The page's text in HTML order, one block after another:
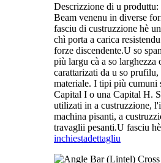
Descrizzione di u
Beam venenu in diverse
fasciu di custruzzione hè
chì porta a carica
forze discendente.U so
più largu cà a so
carattarizati da u so prufilu,
materiale. I tipi più cumuni
Capital I o una Capital H.
utilizati in a custruzzione,
machina pisanti, a
travaglii pesanti.U fasciu
inchiestadettagliu